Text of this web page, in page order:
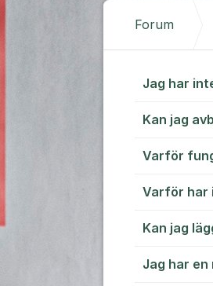
Forum
Alla
Jag har
Kan jag
Varför
Varför har
Kan jag
Jag har